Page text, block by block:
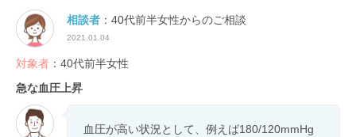
相談者 ：40代前半女性からのご相談
2021.01.04
対象者 ：40代前半女性
急な血圧上昇
血圧が高い状況として、例えば180/120mmHg